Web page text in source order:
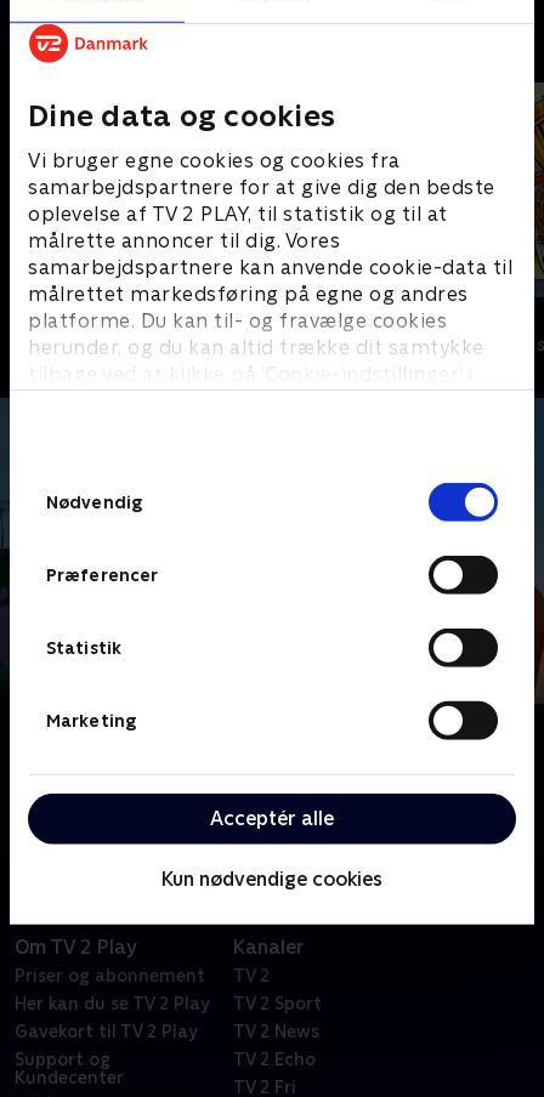
Dine data og cookies
Vi bruger egne cookies og cookies fra
samarbejdspartnere for at give dig den bedste
oplevelse af TV 2 PLAY, til statistik og til at
målrette annoncer til dig. Vores
samarbejdspartnere kan anvende cookie-data til
målrettet markedsføring på egne og andres
platforme. Du kan til- og fravælge cookies
herunder, og du kan altid trække dit samtykke
tilbage ved at klikke på ’Cookie-indstillinger’ i
Nødvendig
Præferencer
Statistik
Marketing
Acceptér alle
Kun nødvendige cookies
Andre så også
Monstermaling
Børneserier • 1 sæsoner
Syng med
Børneserier • 1
Om Monchhichi
sovevogtere Monchhichi, der tager på magiske
eventyr.
Om TV 2 Play
Priser og abonnement
Her kan du se TV 2 Play
Gavekort til TV 2 Play
Support og
Kundecenter
Kanaler
TV 2
TV 2 Sport
TV 2 News
TV 2 Echo
TV 2 Fri